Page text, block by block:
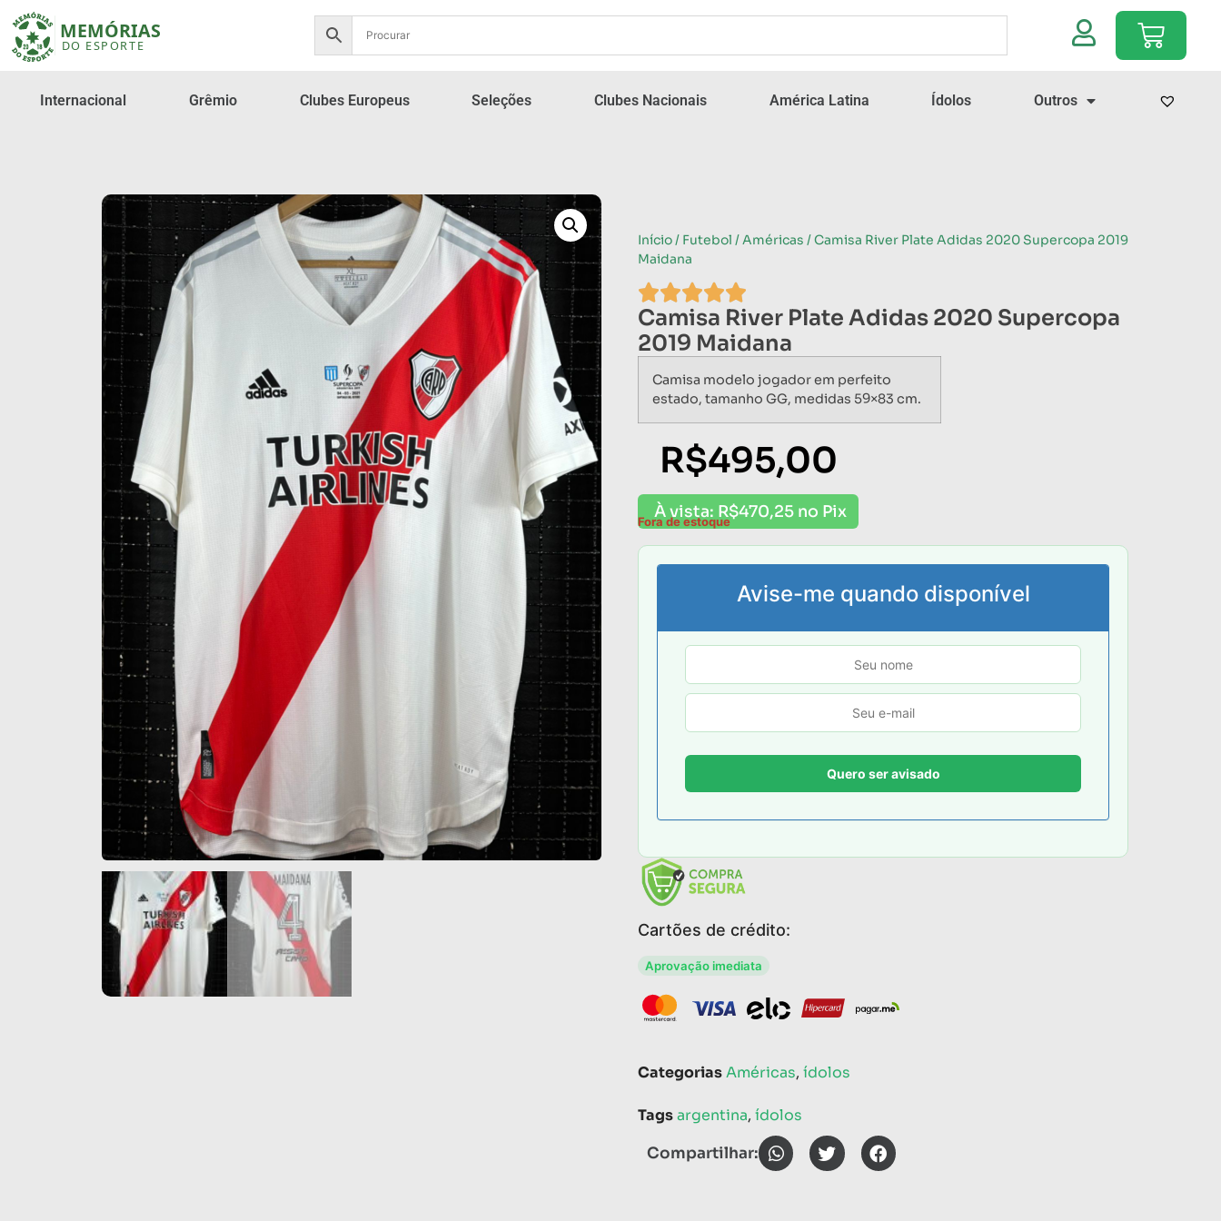
Internacional Grêmio Clubes Europeus Seleções Clubes Nacionais América Latina Ídolos Outros
Início/ Futebol /Américas / Camisa River Plate Adidas 2020 Supercopa 2019
Maidana
Camisa River Plate Adidas 2020 Supercopa
2019 Maidana
Camisa modelo jogador em perfeito
estado, tamanho GG, medidas 59×83 cm.
R$495,00
À vista: R$470,25 no Pix
Fora de estoque
Avise-me quando disponível
Cartões de crédito:
Aprovação imediata
CategoriasAméricas, ídolos
Tagsargentina, ídolos
Compartilhar: